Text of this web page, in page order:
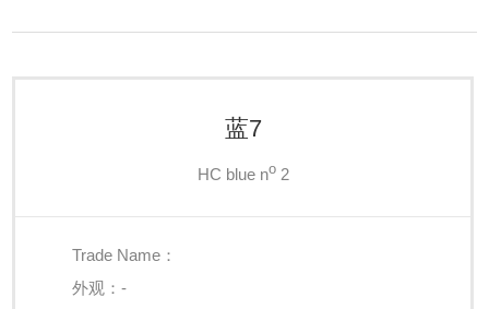
蓝7
HC blue no 2
Trade Name：
外观：-